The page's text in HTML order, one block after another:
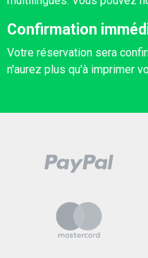
Confirmation
Votre réservation sera
n'aurez plus qu'à imprimer